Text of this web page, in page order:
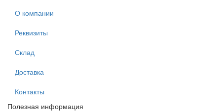
О компании
Реквизиты
Склад
Доставка
Контакты
Полезная информация